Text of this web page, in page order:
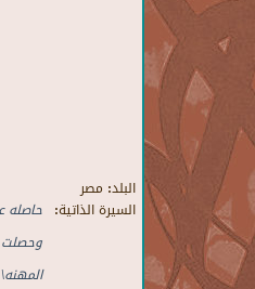
البلد: مصر
السيرة الذاتية: حاصله
وحصلت علي